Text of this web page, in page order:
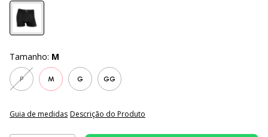
Tamanho: M
P M G GG
Guia de medidas Descrição do Produto